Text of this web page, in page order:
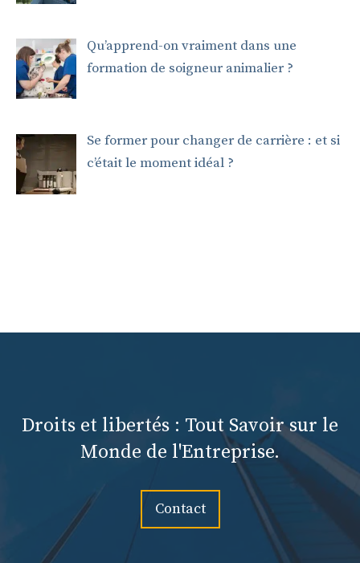
Qu’apprend-on vraiment dans une
formation de soigneur animalier ?
Se former pour changer de carrière : et si
c’était le moment idéal ?
Droits et libertés : Tout Savoir sur le
Monde de l'Entreprise.
Contact